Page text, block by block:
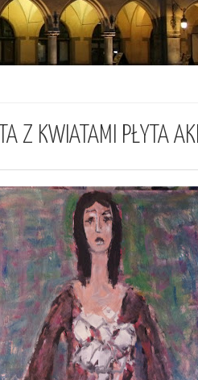
Z KWIATAMI PŁYTA